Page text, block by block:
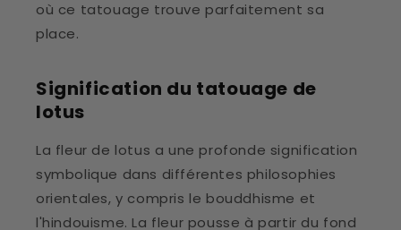
où ce tatouage trouve parfaitement sa
place.
Signification du tatouage de
lotus
La fleur de lotus a une profonde signification
symbolique dans différentes philosophies
orientales, y compris le bouddhisme et
l'hindouisme. La fleur pousse à partir du fond